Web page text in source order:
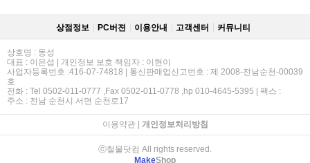
상점정보 PC버젼 이용안내 고객센터 커뮤니티
상호명 : 동성
대표 : 이은섭 | 개인정보 보호 책임자 : 이현이
사업자등록번호 :416-07-74818 | 통신판매업신고번호 : 제 2008-전남순천-00039
호
전화 : Tel 0502-011-0777 ,Fax 0502-011-0778 ,hp 010-4645-5395 | 팩스 :
주소 : 전남 순천시 서면 순천로17
이용약관| 개인정보처리방침
ⓒ철물닷컴 All rights reserved.
MakeShop